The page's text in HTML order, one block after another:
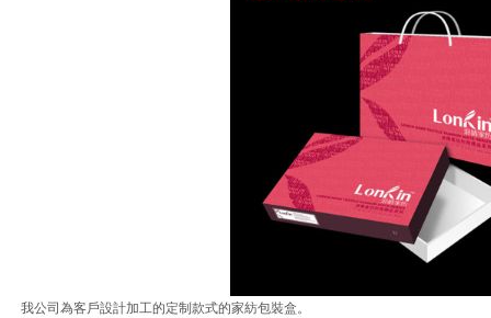
我公司為客戶設計加工的定制款式的家紡包裝盒。